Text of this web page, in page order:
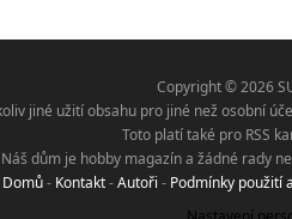
Copyright © 2026
jiné užití obsahu pro jiné než osobní
Toto platí také pro RSS
Náš dům je hobby magazín a žádné rady
Domů- Kontakt-Autoři - Podmínky použití